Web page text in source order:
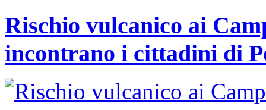
Rischio vulcanico ai
incontrano i cittadini di